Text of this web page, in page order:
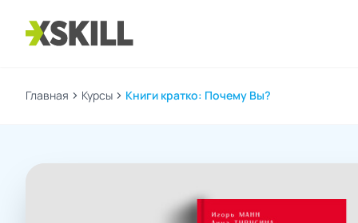
Главная chevron_right Курсы chevron_right Книги кратко: Почему Вы?